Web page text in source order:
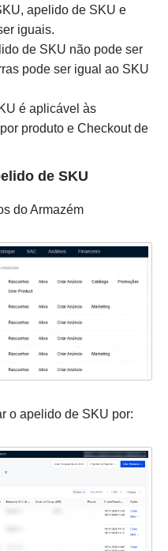
apelido de SKU e
iguais.
de SKU não pode ser
pode ser igual ao SKU
é aplicável às
produto e Checkout de
de SKU
do Armazém
o apelido de SKU por: